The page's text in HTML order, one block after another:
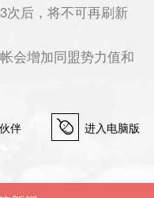
后，将不可再刷新
增加同盟势力值和
伴 򰀄 进入电脑版